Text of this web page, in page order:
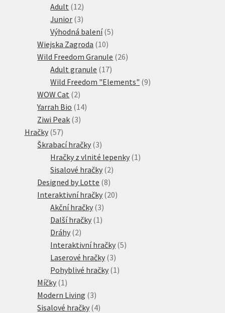
Adult 1212
produktů
Junior 33
produkty
Výhodná balení 55
Wiejska Zagroda 1010
produktů
Wild Freedom Granule 2626
Adult granule 1717
produktů
Wild Freedom "Elements" 99
WOW Cat 22
produkty
Yarrah Bio 1414
Ziwi Peak 33
Hračky 5757
produktů
Škrabací hračky 33
produkty
Hračky z vlnité lepenky 1 1
Sisalové hračky 22
Designed by Lotte 88
produktů
Interaktivní hračky 2020
Akční hračky 33
produkty
Další hračky 1 1
Dráhy 22
produkty
Interaktivní hračky 55
Laserové hračky 33
produkty
Pohyblivé hračky 1 1
Míčky 1 1
produkt
Modern Living 33
produkty
Sisalové hračky 44